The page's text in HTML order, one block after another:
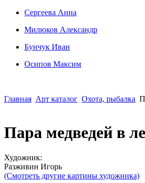
Сергеева Анна
Милюков Александр
Бунчук Иван
Осипoв Максим
Главная Арт каталог Охота, рыбалка
Пара медведей в
Художник:
Разживин Игорь
(Смотреть другие картины художника)